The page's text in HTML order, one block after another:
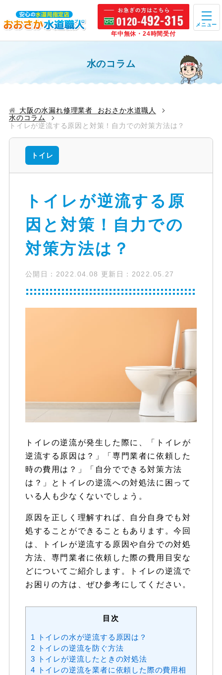
年中無休・24時間受付
メニュー
水のコラム
大阪の水漏れ修理業者 おおさか水道職人
水のコラム
トイレが逆流する原因と対策！自力での対策方法は？
トイレ
トイレが逆流する原
因と対策！自力での
対策方法は？
公開日： 2022.04.08 更新日： 2022.05.27
トイレの逆流が発生した際に、「トイレが
逆流する原因は？」「専門業者に依頼した
時の費用は？」「自分でできる対策方法
は？」とトイレの逆流への対処法に困って
いる人も少なくないでしょう。
原因を正しく理解すれば、自分自身でも対
処することができることもあります。今回
は、トイレが逆流する原因や自分での対処
方法、専門業者に依頼した際の費用目安な
どについてご紹介します。トイレの逆流で
お困りの方は、ぜひ参考にしてください。
目次
1 トイレの水が逆流する原因は？
2 トイレの逆流を防ぐ方法
3 トイレが逆流したときの対処法
4 トイレの逆流を業者に依頼した際の費用相